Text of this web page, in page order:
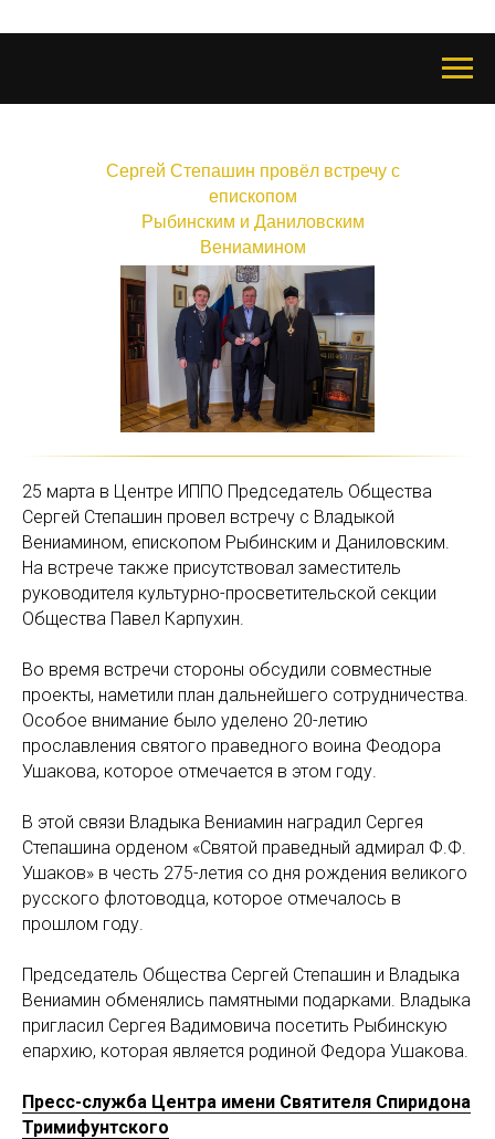
Сергей Степашин провёл встречу с
епископом
Рыбинским и Даниловским
Вениамином
25 марта в Центре ИППО Председатель Общества
Сергей Степашин провел встречу с Владыкой
Вениамином, епископом Рыбинским и Даниловским.
На встрече также присутствовал заместитель
руководителя культурно-просветительской секции
Общества Павел Карпухин.
Во время встречи стороны обсудили совместные
проекты, наметили план дальнейшего сотрудничества.
Особое внимание было уделено 20-летию
прославления святого праведного воина Феодора
Ушакова, которое отмечается в этом году.
В этой связи Владыка Вениамин наградил Сергея
Степашина орденом «Святой праведный адмирал Ф.Ф.
Ушаков» в честь 275-летия со дня рождения великого
русского флотоводца, которое отмечалось в
прошлом году.
Председатель Общества Сергей Степашин и Владыка
Вениамин обменялись памятными подарками. Владыка
пригласил Сергея Вадимовича посетить Рыбинскую
епархию, которая является родиной Федора Ушакова.
Пресс-служба Центра имени Святителя Спиридона
Тримифунтского